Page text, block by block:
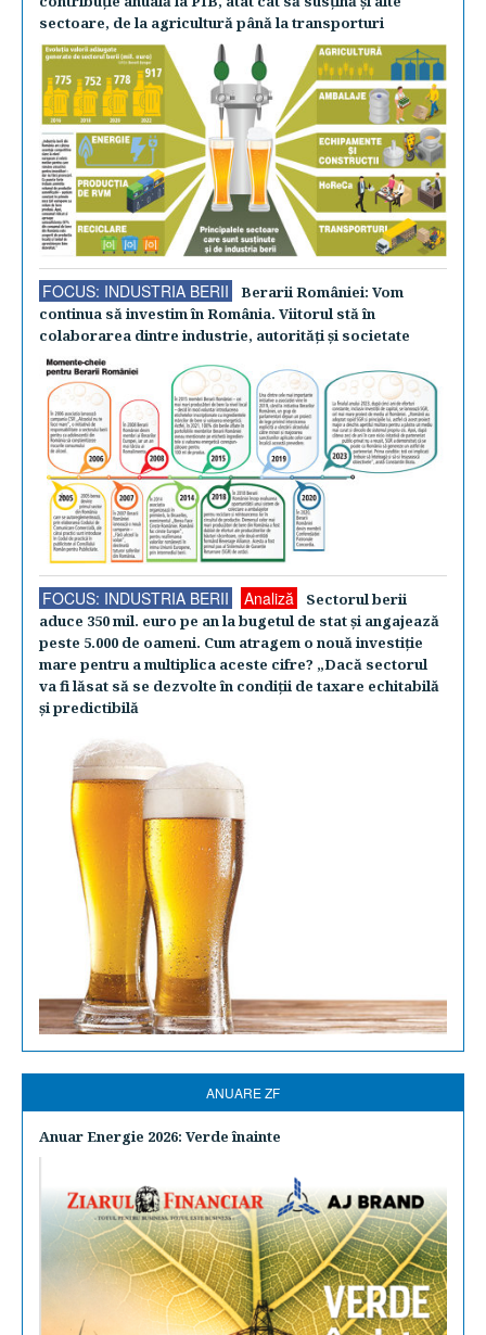
sectoare, de la agricultură până la transporturi
FOCUS: INDUSTRIA BERII
Berarii României: Vom
continua să investim în România. Viitorul stă în
colaborarea dintre industrie, autorităţi şi societate
FOCUS: INDUSTRIA BERII Analiză
Sectorul berii
aduce 350 mil. euro pe an la bugetul de stat şi angajează
peste 5.000 de oameni. Cum atragem o nouă investiţie
mare pentru a multiplica aceste cifre? „Dacă sectorul
va fi lăsat să se dezvolte în condiţii de taxare echitabilă
şi predictibilă
ANUARE ZF
Anuar Energie 2026: Verde înainte